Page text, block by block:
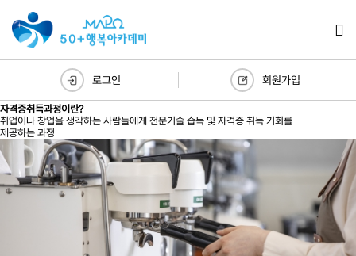
로그인 회원가입
자격증취득과정이란?
취업이나 창업을 생각하는 사람들에게 전문기술 습득 및 자격증 취득 기회를
제공하는 과정